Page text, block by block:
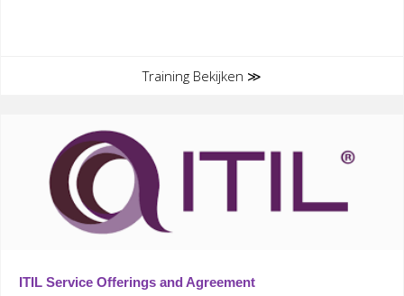
Training Bekijken ≫
ITIL Service Offerings and Agreement